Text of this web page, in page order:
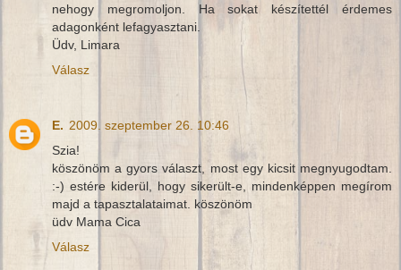
nehogy megromoljon. Ha sokat készítettél érdemes
adagonként lefagyasztani.
Üdv, Limara
Válasz
E. 2009. szeptember 26. 10:46
Szia!
köszönöm a gyors választ, most egy kicsit megnyugodtam.
:-) estére kiderül, hogy sikerült-e, mindenképpen megírom
majd a tapasztalataimat. köszönöm
üdv Mama Cica
Válasz